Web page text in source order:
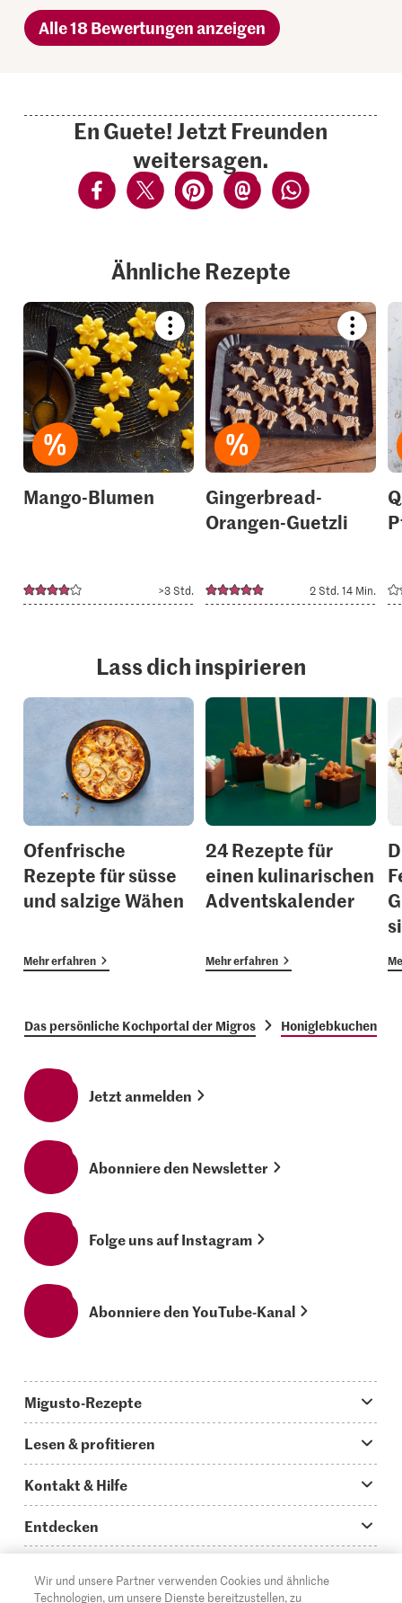
Alle 18 Bewertungen anzeigen
En Guete! Jetzt Freunden
weitersagen.
Ähnliche Rezepte
Bookmark
recipe
or
add
it
to
your
collections.
Mango-Blumen
>3 Std.
recipe
add
it
to
your
Gingerbread-
Orangen-Guetzli
2 Std. 14 Min.
Lass dich inspirieren
Ofenfrische
Rezepte für süsse
und salzige Wähen
Mehr erfahren
24 Rezepte für
einen kulinarischen
Adventskalender
Mehr erfahren
Das persönliche Kochportal der Migros Honiglebkuchen
Jetzt anmelden
Abonniere den Newsletter
Folge uns auf Instagram
Abonniere den YouTube-Kanal
Migusto-Rezepte
Was koche ich heute?
Hauptgerichte
Schnelle & einfache Rezepte
Apéro & Fingerfood
Lesen & profitieren
Storys
How to-Videos
Glossar
Kontakt & Hilfe
Infos zum Kochen mit Migusto
Kontakt
Entdecken
Supermarkt
Migros Online
DE FR IT
Wir und unsere Partner verwenden Cookies und ähnliche
Technologien, um unsere Dienste bereitzustellen, zu